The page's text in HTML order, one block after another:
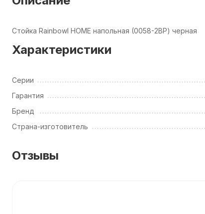
Стойка Rainbowl HOME напольная (0058-2BP) черная
Характеристики
Серии
Гарантия
Бренд
Страна-изготовитель
Отзывы